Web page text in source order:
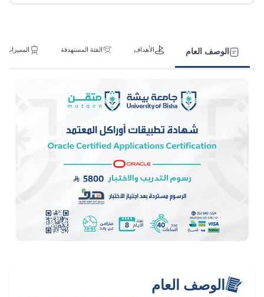
الوصف العام الأهداف الفئة المستهدفة المميزات
الوصف العام